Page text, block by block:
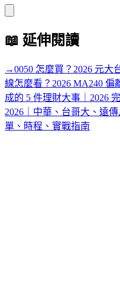
📖 延伸閱讀
→0050 怎麼買？2026 元大
線怎麼看？2026 MA240 偏
成的 5 件理財大事｜2026
2026｜中華、台哥大、遠
單、時程、實戰指南